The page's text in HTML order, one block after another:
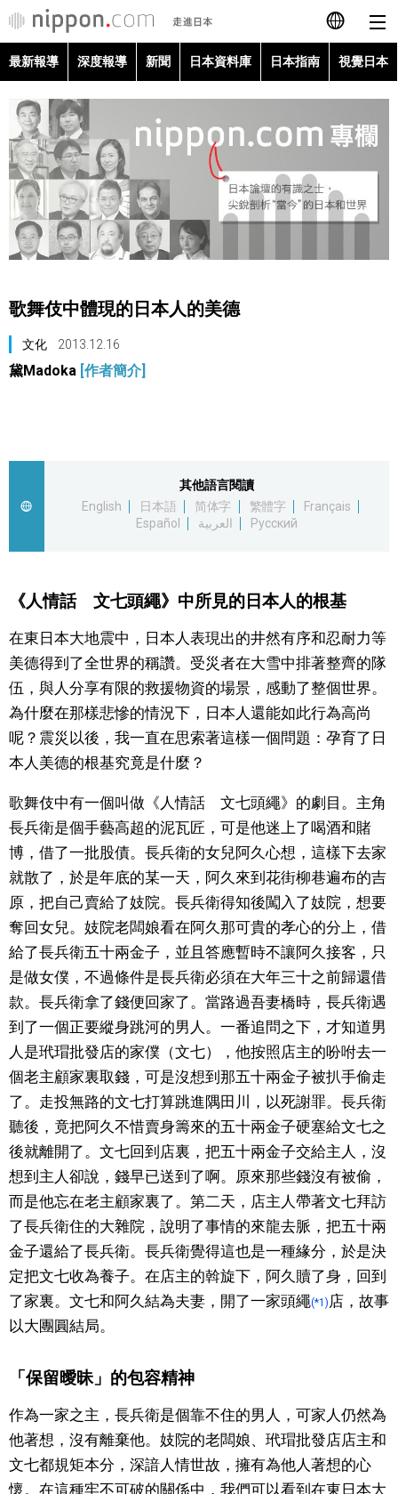
日本語
Français
最新報導
深度報導
日本資料庫
日本指南
日本入門
政治外交
社會
文化
科學技術
生活
運動
娛樂
教育
工作勞動
家庭
醫療健康
語言
東京
編輯部通知
最新報導 深度報導 新聞 日本資料庫 日本指南 視覺日本
歌舞伎中體現的日本人的美德
文化 2013.12.16
黛Madoka [作者簡介]
其他語言閱讀
English
日本語 简体字 繁體字
Français
Español
العربية Русский
《人情話 文七頭繩》中所見的日本人的根基
在東日本大地震中，日本人表現出的井然有序和忍耐力等
美德得到了全世界的稱讚。受災者在大雪中排著整齊的隊
伍，與人分享有限的救援物資的場景，感動了整個世界。
為什麼在那樣悲慘的情況下，日本人還能如此行為高尚
呢？震災以後，我一直在思索著這樣一個問題：孕育了日
本人美德的根基究竟是什麼？
歌舞伎中有一個叫做《人情話 文七頭繩》的劇目。主角
長兵衛是個手藝高超的泥瓦匠，可是他迷上了喝酒和賭
博，借了一批股債。長兵衛的女兒阿久心想，這樣下去家
就散了，於是年底的某一天，阿久來到花街柳巷遍布的吉
原，把自己賣給了妓院。長兵衛得知後闖入了妓院，想要
奪回女兒。妓院老闆娘看在阿久那可貴的孝心的分上，借
給了長兵衛五十兩金子，並且答應暫時不讓阿久接客，只
是做女僕，不過條件是長兵衛必須在大年三十之前歸還借
款。長兵衛拿了錢便回家了。當路過吾妻橋時，長兵衛遇
到了一個正要縱身跳河的男人。一番追問之下，才知道男
人是玳瑁批發店的家僕（文七），他按照店主的吩咐去一
個老主顧家裏取錢，可是沒想到那五十兩金子被扒手偷走
了。走投無路的文七打算跳進隅田川，以死謝罪。長兵衛
聽後，竟把阿久不惜賣身籌來的五十兩金子硬塞給文七之
後就離開了。文七回到店裏，把五十兩金子交給主人，沒
想到主人卻說，錢早已送到了啊。原來那些錢沒有被偷，
而是他忘在老主顧家裏了。第二天，店主人帶著文七拜訪
了長兵衛住的大雜院，說明了事情的來龍去脈，把五十兩
金子還給了長兵衛。長兵衛覺得這也是一種緣分，於是決
定把文七收為養子。在店主的斡旋下，阿久贖了身，回到
了家裏。文七和阿久結為夫妻，開了一家頭繩(*1) 店，故事
以大團圓結局。
「保留曖昧」的包容精神
作為一家之主，長兵衛是個靠不住的男人，可家人仍然為
他著想，沒有離棄他。妓院的老闆娘、玳瑁批發店店主和
文七都規矩本分，深諳人情世故，擁有為他人著想的心
懷。在這種牢不可破的關係中，我們可以看到在東日本大